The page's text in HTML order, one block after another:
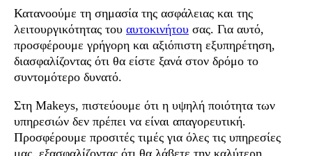
Κατανοούμε τη σημασία της ασφάλειας και της
λειτουργικότητας του αυτοκινήτουσας. Για αυτό,
προσφέρουμε γρήγορη και αξιόπιστη εξυπηρέτηση,
διασφαλίζοντας ότι θα είστε ξανά στον δρόμο το
συντομότερο δυνατό.
Στη Makeys, πιστεύουμε ότι η υψηλή ποιότητα των
υπηρεσιών δεν πρέπει να είναι απαγορευτική.
Προσφέρουμε προσιτές τιμές για όλες τις υπηρεσίες
μας, εξασφαλίζοντας ότι θα λάβετε την καλύτερη